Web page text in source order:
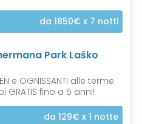
da 1850€ x 7 notti
Park Laško
e OGNISSANTI alle terme
GRATIS fino a 5 anni!
da 129€ x 1 notte